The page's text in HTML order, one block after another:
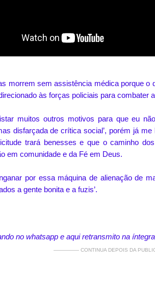
morrem sem assistência médica porque o
às forças policiais para
muitos outros motivos para que eu
disfarçada de crítica social’, porém já
trará benesses e que o caminho
em comunidade e da Fé em Deus.
por essa máquina de alienação de
a gente bonita e a fuzis’.
no whatsapp e aqui retransmito na
————— CONTINUA DEPOIS DA